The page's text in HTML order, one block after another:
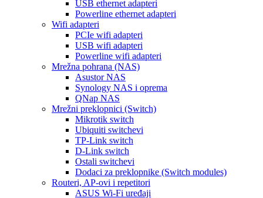
USB ethernet adapteri
Powerline ethernet adapteri
Wifi adapteri
PCIe wifi adapteri
USB wifi adapteri
Powerline wifi adapteri
Mrežna pohrana (NAS)
Asustor NAS
Synology NAS i oprema
QNap NAS
Mrežni preklopnici (Switch)
Mikrotik switch
Ubiquiti switchevi
TP-Link switch
D-Link switch
Ostali switchevi
Dodaci za preklopnike (Switch modules)
Routeri, AP-ovi i repetitori
ASUS Wi-Fi uređaji